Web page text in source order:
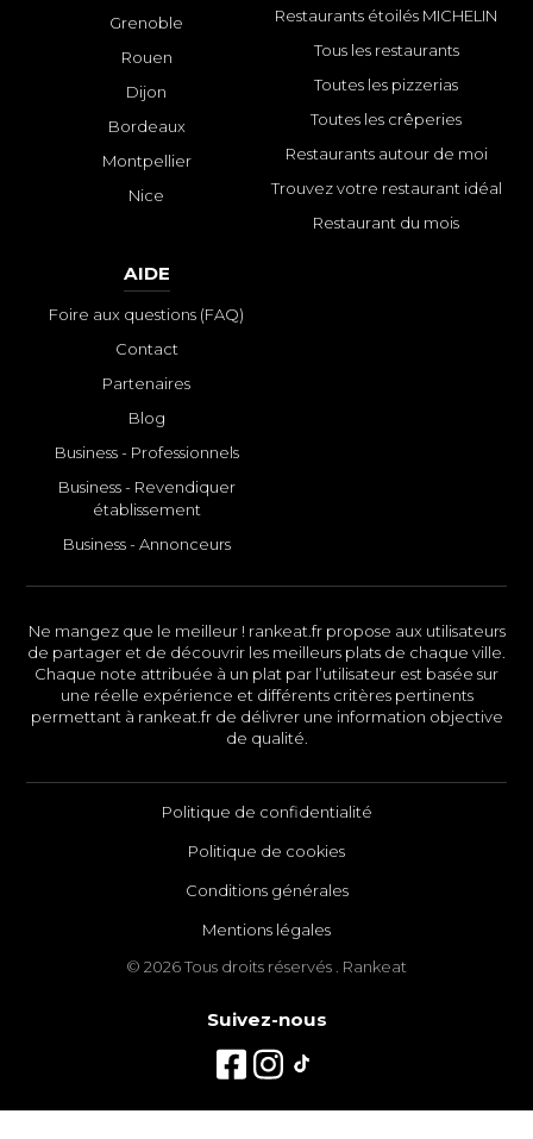
Grenoble
Rouen
Dijon
Bordeaux
Montpellier
Nice
Restaurants étoilés MICHELIN
Tous les restaurants
Toutes les pizzerias
Toutes les crêperies
Restaurants autour de moi
Trouvez votre restaurant idéal
Restaurant du mois
AIDE
Foire aux questions (FAQ)
Contact
Partenaires
Blog
Business - Professionnels
Business - Revendiquer
établissement
Business - Annonceurs
Ne mangez que le meilleur ! rankeat.fr propose aux utilisateurs
de partager et de découvrir les meilleurs plats de chaque ville.
Chaque note attribuée à un plat par l’utilisateur est basée sur
une réelle expérience et différents critères pertinents
permettant à rankeat.fr de délivrer une information objective
de qualité.
Politique de confidentialité
Politique de cookies
Conditions générales
Mentions légales
© 2026 Tous droits réservés . Rankeat
Suivez-nous